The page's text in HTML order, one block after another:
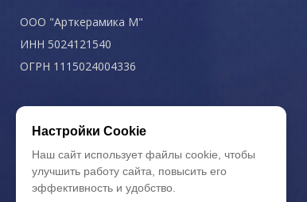
ООО "Арткерамика М"
ИНН 5024121540
ОГРН 1115024004336
Политика конфиденциальности
Настройки Cookie
Наш сайт использует файлы cookie, чтобы
улучшить работу сайта, повысить его
эффективность и удобство.